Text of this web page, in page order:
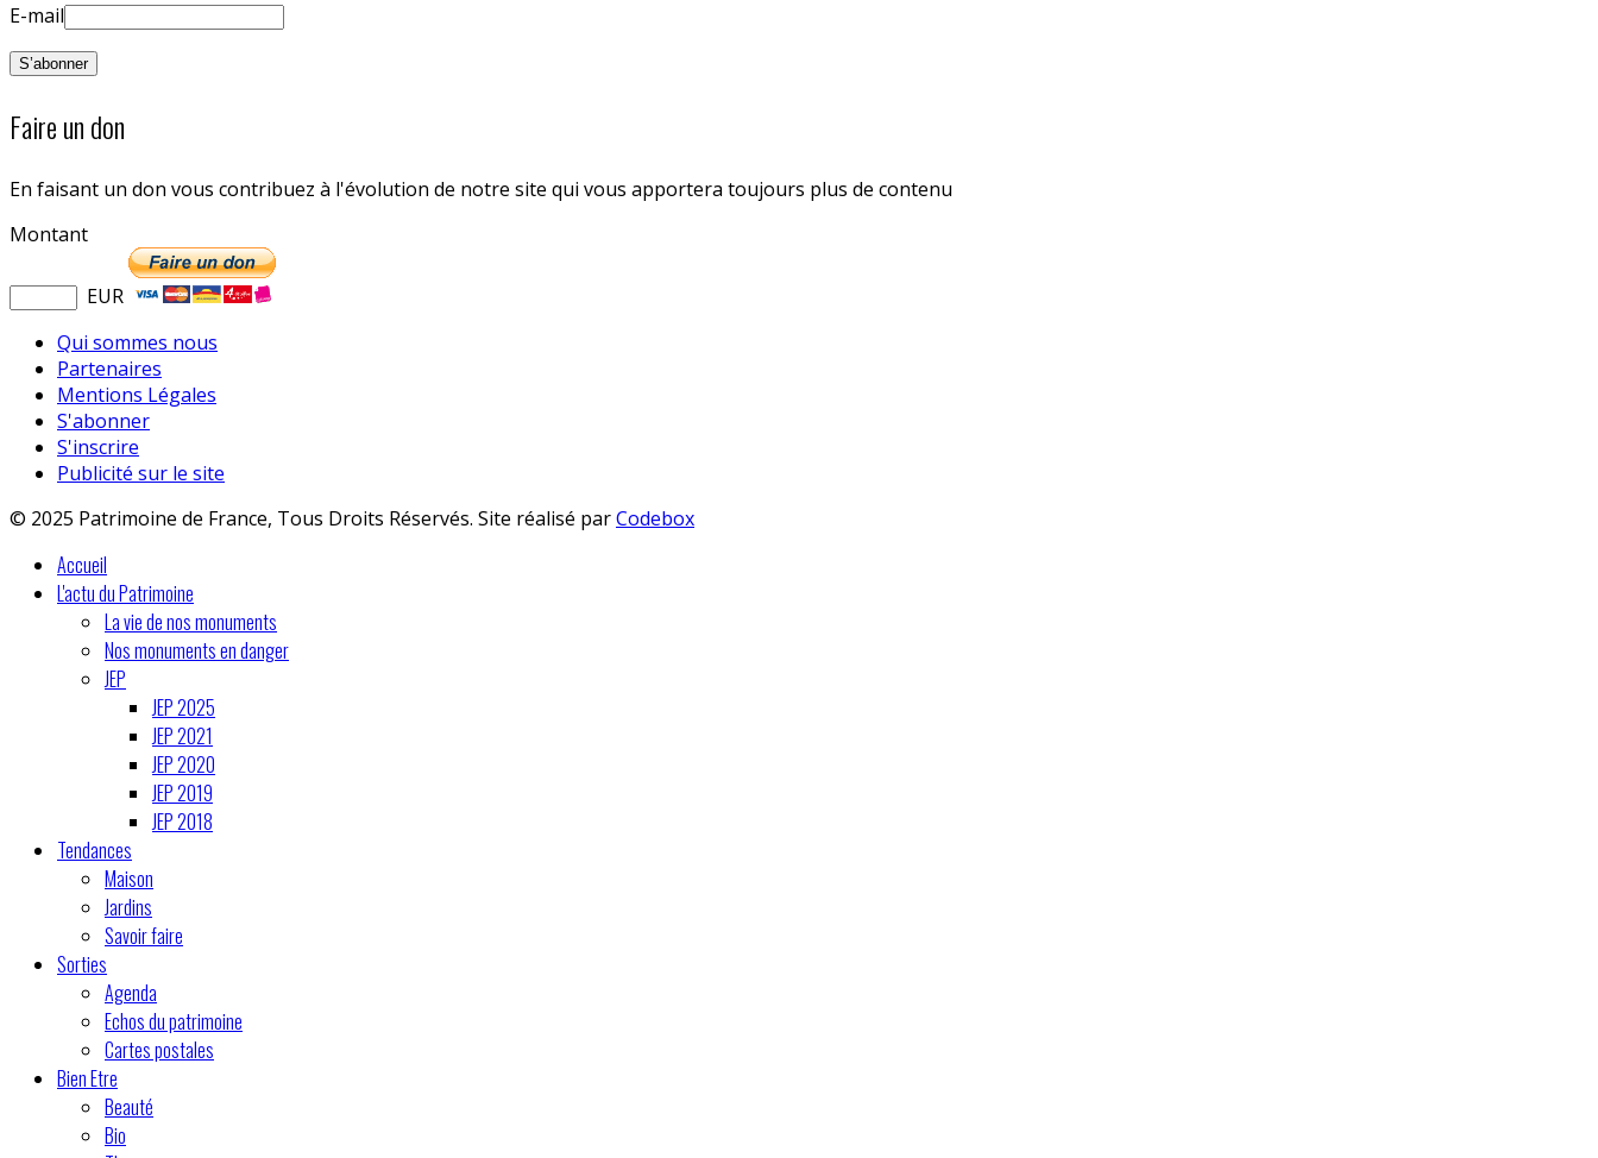
E-mail
Faire un don
En faisant un don vous contribuez à l'évolution de notre site qui vous apportera toujours plus de contenu
Montant
EUR
Qui sommes nous
Partenaires
Mentions Légales
S'abonner
S'inscrire
Publicité sur le site
© 2025 Patrimoine de France, Tous Droits Réservés. Site réalisé parCodebox
Accueil
L'actu du Patrimoine
La vie de nos monuments
Nos monuments en danger
JEP
JEP 2025
JEP 2021
JEP 2020
JEP 2019
JEP 2018
Tendances
Maison
Jardins
Savoir faire
Sorties
Agenda
Echos du patrimoine
Cartes postales
Bien Etre
Beauté
Bio